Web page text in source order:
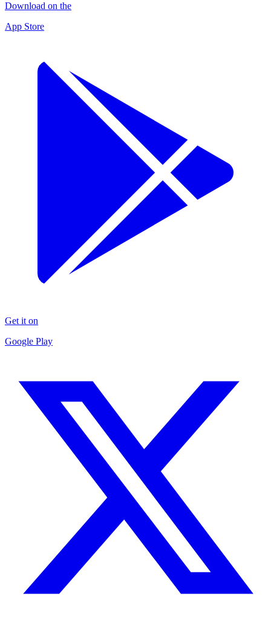
Download on the
App Store
Get it on
Google Play